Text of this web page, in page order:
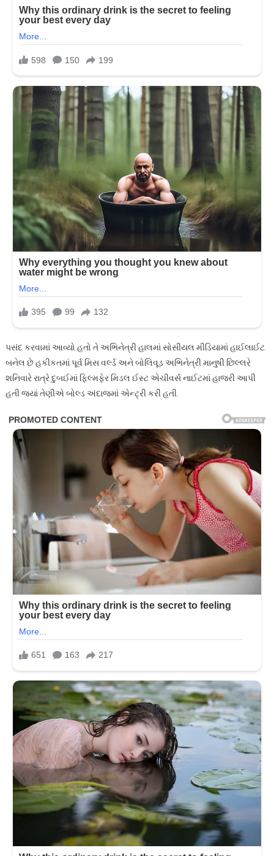
પસંદ કરવામાં આવ્યો હતો તે અભિનેત્રી હાલમાં સોસીયલ મીડિયામાં હાઈલાઈટ
બનેલ છે હકીકતમાં પૂર્વ મિસ વર્લ્ડ અને બોલિવૂડ અભિનેત્રી માનુષી છિલ્લરે
શનિવારે રાત્રે દુબઈમાં ફિલ્મફેર મિડલ ઈસ્ટ એચીવર્સ નાઈટમાં હાજરી આપી
હતી જ્યાં તેણીએ બોલ્ડ અંદાજમાં એન્ટ્રી કરી હતી.